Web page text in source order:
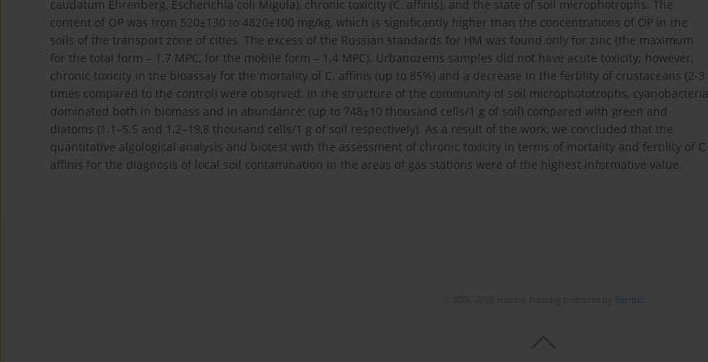
caudatum Ehrenberg, Escherichia coli Migula), chronic toxicity (C. affinis), and the state of soil microphotrophs. The
content of OP was from 520±130 to 4820±100 mg/kg, which is significantly higher than the concentrations of OP in the
soils of the transport zone of cities. The excess of the Russian standards for HM was found only for zinc (the maximum
for the total form – 1.7 MPC, for the mobile form – 1.4 MPC). Urbanozems samples did not have acute toxicity; however,
chronic toxicity in the bioassay for the mortality of C. affinis (up to 85%) and a decrease in the fertility of crustaceans (2-3
times compared to the control) were observed. In the structure of the community of soil microphototrophs, cyanobacteria
dominated both in biomass and in abundance: (up to 748±10 thousand cells/1 g of soil) compared with green and
diatoms (1.1–5.5 and 1.2–19,8 thousand cells/1 g of soil respectively). As a result of the work, we concluded that the
quantitative algological analysis and biotest with the assessment of chronic toxicity in terms of mortality and fertility of C
affinis for the diagnosis of local soil contamination in the areas of gas stations were of the highest informative value.
Bentus